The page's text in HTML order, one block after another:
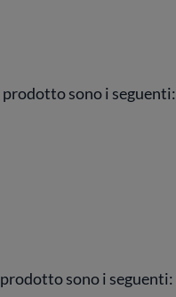
sono i seguenti:
sono i seguenti: